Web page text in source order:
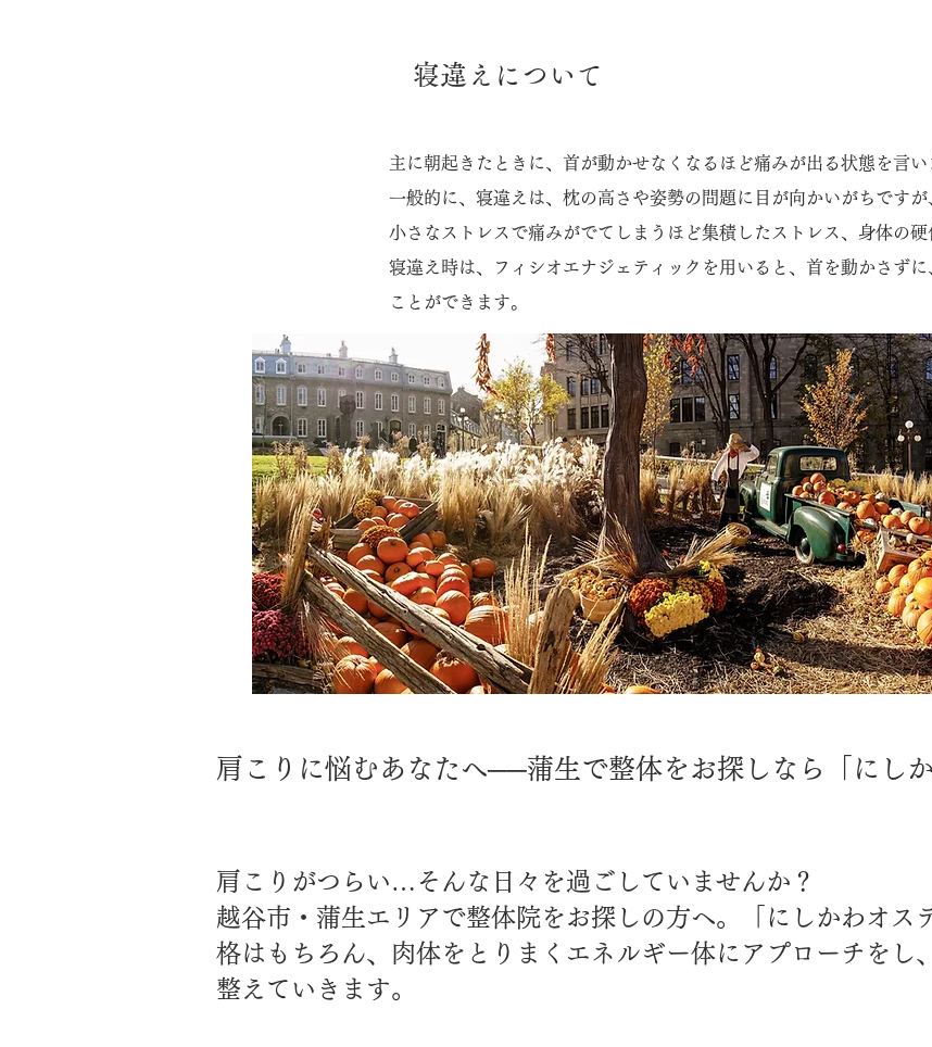
寝違えについて
主に朝起きたときに、首が動かせなくなるほど痛みが出る状態を言い
一般的に、寝違えは、枕の高さや姿勢の問題に目が向かいがちですが
小さなストレスで痛みがでてしまうほど集積したストレス、身体の硬
寝違え時は、フィシオエナジェティックを用いると、首を動かさず
ことができます。
肩こりに悩むあなたへ──蒲生で整体をお探しなら「にし
肩こりがつらい…そんな日々を過ごしていませんか？
越谷市・蒲生エリアで整体院をお探しの方へ。「にしかわオス
格はもちろん、肉体をとりまくエネルギー体にアプローチをし
整えていきます。